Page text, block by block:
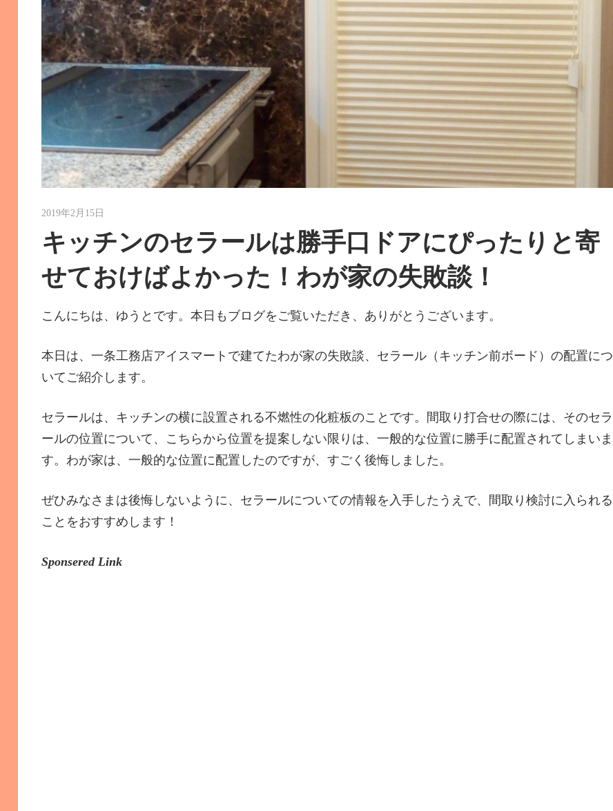
2019年2月15日
キッチンのセラールは勝手口ドアにぴったりと寄
せておけばよかった！わが家の失敗談！
こんにちは、ゆうとです。本日もブログをご覧いただき、ありがとうございます。
本日は、一条工務店アイスマートで建てたわが家の失敗談、セラール（キッチン前ボード）の配置につ
いてご紹介します。
セラールは、キッチンの横に設置される不燃性の化粧板のことです。間取り打合せの際には、そのセラ
ールの位置について、こちらから位置を提案しない限りは、一般的な位置に勝手に配置されてしまいま
す。わが家は、一般的な位置に配置したのですが、すごく後悔しました。
ぜひみなさまは後悔しないように、セラールについての情報を入手したうえで、間取り検討に入られる
ことをおすすめします！
Sponsered Link